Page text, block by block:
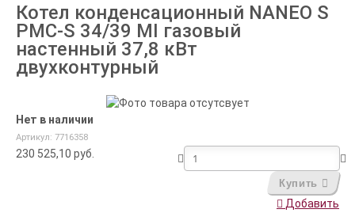
Котел конденсационный NANEO S
PMC-S 34/39 MI газовый
настенный 37,8 кВт
двухконтурный
Нет в наличии
Артикул: 7716358
230 525,10 руб.
Купить
Добавить